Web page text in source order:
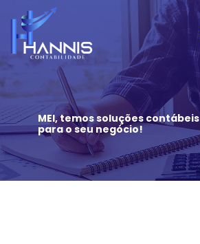
MEI, temos soluções contábeis
para o seu negócio!